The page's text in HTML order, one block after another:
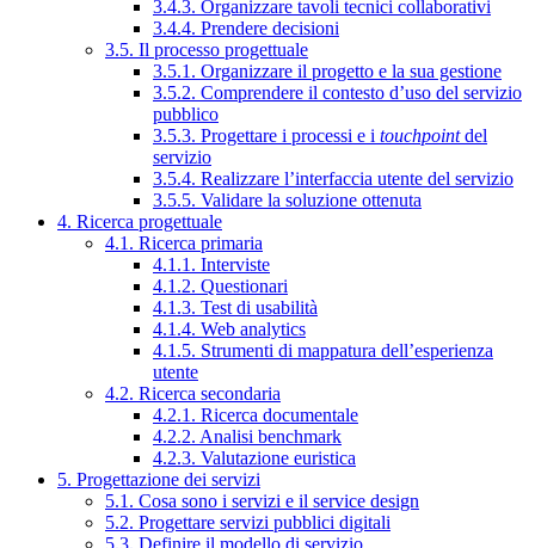
3.4.3. Organizzare tavoli tecnici collaborativi
3.4.4. Prendere decisioni
3.5. Il processo progettuale
3.5.1. Organizzare il progetto e la sua gestione
3.5.2. Comprendere il contesto d’uso del servizio
pubblico
3.5.3. Progettare i processi e i touchpointdel
servizio
3.5.4. Realizzare l’interfaccia utente del servizio
3.5.5. Validare la soluzione ottenuta
4. Ricerca progettuale
4.1. Ricerca primaria
4.1.1. Interviste
4.1.2. Questionari
4.1.3. Test di usabilità
4.1.4. Web analytics
4.1.5. Strumenti di mappatura dell’esperienza
utente
4.2. Ricerca secondaria
4.2.1. Ricerca documentale
4.2.2. Analisi benchmark
4.2.3. Valutazione euristica
5. Progettazione dei servizi
5.1. Cosa sono i servizi e il service design
5.2. Progettare servizi pubblici digitali
5.3. Definire il modello di servizio